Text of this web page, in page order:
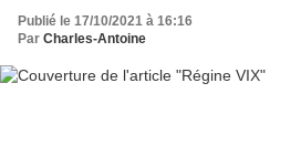
Publié le 17/10/2021 à 16:16
Par Charles-Antoine